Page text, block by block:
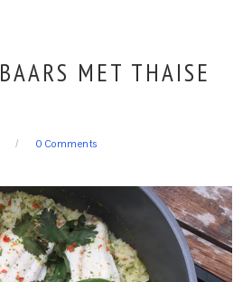
MET THAISE
0 Comments